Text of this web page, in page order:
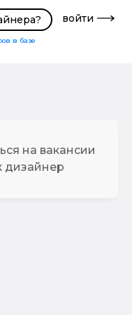
в базе
войти
на вакансии
дизайнер